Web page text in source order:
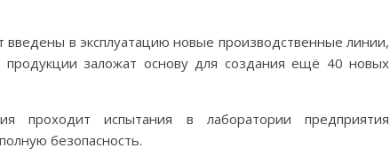
в эксплуатацию новые производственные линии,
заложат основу для создания ещё 40 новых
проходит испытания в лаборатории предприятия
безопасность.